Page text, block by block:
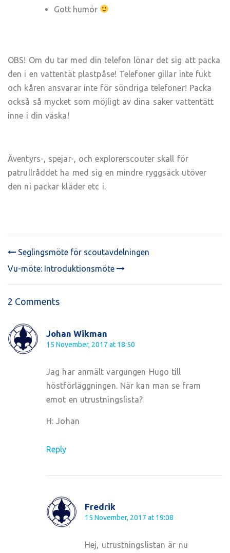
Gott humör
OBS! Om du tar med din telefon lönar det sig att packa
den i en vattentät plastpåse! Telefoner gillar inte fukt
och kåren ansvarar inte för söndriga telefoner! Packa
också så mycket som möjligt av dina saker vattentätt
inne i din väska!
Äventyrs-, spejar-, och explorerscouter skall för
patrullråddet ha med sig en mindre ryggsäck utöver
den ni packar kläder etc i.
POST
NAVIGATION
Seglingsmöte för scoutavdelningen
Vu-möte: Introduktionsmöte
2 Comments
Johan Wikman
15 November, 2017 at 18:50
Jag har anmält vargungen Hugo till
höstförläggningen. När kan man se fram
emot en utrustningslista?
H: Johan
Reply
Fredrik
15 November, 2017 at 19:08
Hej, utrustningslistan är nu